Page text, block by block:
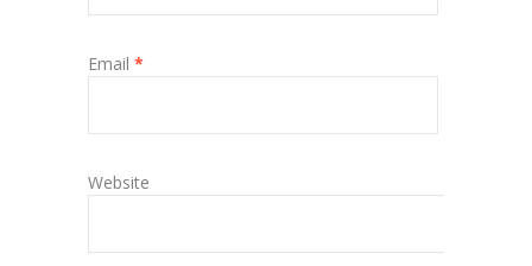
Email *
Website